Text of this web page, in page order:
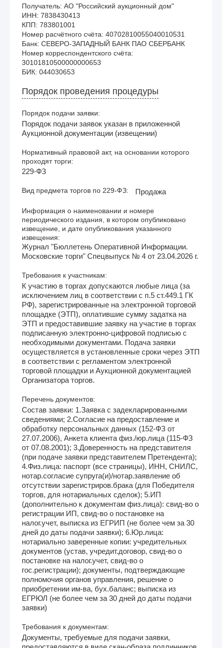
Получатель: АО "Российский аукционный дом"
ИНН: 7838430413
КПП: 783801001
Номер расчётного счёта: 40702810055040010531
Банк: СЕВЕРО-ЗАПАДНЫЙ БАНК ПАО СБЕРБАНК
Номер корреспондентского счёта:
30101810500000000653
Порядок проведения процедуры
Порядок подачи заявки:
Порядок подачи заявок указан в приложенной
Аукционной документации (извещении)
Нормативный правовой акт, на основании которого
проходят торги:
229-ФЗ
Вид предмета торгов по 229-ФЗ: Продажа
Информация о наименовании и номере
периодического издания, в котором опубликовано
извещение, и дате опубликования указанного
извещения:
Журнал "Бюллетень Оперативной Информации.
Московские торги" Спецвыпуск № 4 от 23.04.2026 г.
Требования к участникам:
К участию в торгах допускаются любые лица (за
исключением лиц в соответствии с п.5 ст.449.1 ГК
РФ), зарегистрированные на электронной торговой
площадке (ЭТП), оплатившие сумму задатка на
ЭТП и предоставившие заявку на участие в торгах
подписанную электронно-цифровой подписью с
необходимыми документами. Подача заявки
осуществляется в установленные сроки через ЭТП
в соответствии с регламентом электронной
торговой площадки и Аукционной документацией
Организатора торгов.
Перечень документов:
Состав заявки: 1.Заявка с задекларированными
сведениями; 2.Согласие на предоставление и
обработку персональных данных (152-ФЗ от
27.07.2006), Анкета клиента физ./юр.лица (115-ФЗ
от 07.08.2001); 3.Доверенность на представителя
(при подаче заявки представителем Претендента);
4.Физ.лица: паспорт (все страницы), ИНН, СНИЛС,
нотар.согласие супруга(и)/нотар.заявление об
отсутствии зарегистриров.брака (для Победителя
торгов, для нотариальных сделок); 5.ИП
(дополнительно к документам физ.лица): свид-во о
регистрации ИП, свид-во о постановке на
налог.учет, выписка из ЕГРИП (не более чем за 30
дней до даты подачи заявки); 6.Юр.лица:
нотариально заверенные копии: учредительных
документов (устав, учредит.договор, свид-во о
постановке на налог.учет, свид-во о
гос.регистрации); документы, подтверждающие
полномочия органов управления, решение о
приобретении им-ва, бух.баланс; выписка из
ЕГРЮЛ (не более чем за 30 дней до даты подачи
заявки)
Требования к документам:
Документы, требуемые для подачи заявки,